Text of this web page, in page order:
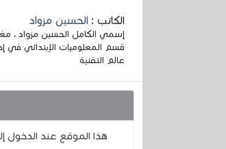
الكاتب : الحسين مزواد
قسم المعلوميات الإبتدائي
عالم التقنية
هذا الموقع عند الدخول